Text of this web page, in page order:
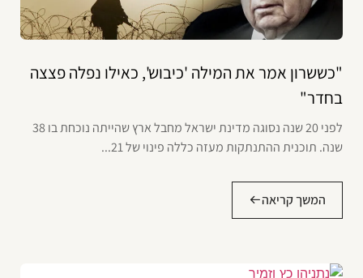
"כששרון אמר את המילה 'כיבוש', כאילו נפלה פצצה
בחדר"
לפני 20 שנה נסוגה מדינת ישראל מחבל ארץ שהייתה נוכחת בו 38
שנה. תוכנית ההתנתקות מעזה כללה פינוי של 21...
המשך קריאה